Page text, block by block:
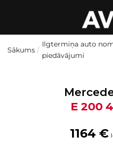
Sākums /
Ilgtermiņa auto
piedāvājumi
E 200
1164 €